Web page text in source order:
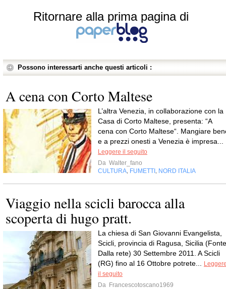
Ritornare alla prima pagina di
Possono interessarti anche questi articoli :
A cena con Corto Maltese
L’altra Venezia, in collaborazione con la
Casa di Corto Maltese, presenta: “A
cena con Corto Maltese“. Mangiare
e a prezzi onesti a Venezia è impresa...
Leggere il seguito
Da Walter_fano
CULTURA FUMETTI NORD ITALIA
Viaggio nella scicli barocca alla
scoperta di hugo pratt.
La chiesa di San Giovanni Evangelista,
Scicli, provincia di Ragusa, Sicilia
Dalla rete) 30 Settembre 2011. A Scicli
(RG) fino al 16 Ottobre potrete...
il seguito
Da Francescotoscano1969